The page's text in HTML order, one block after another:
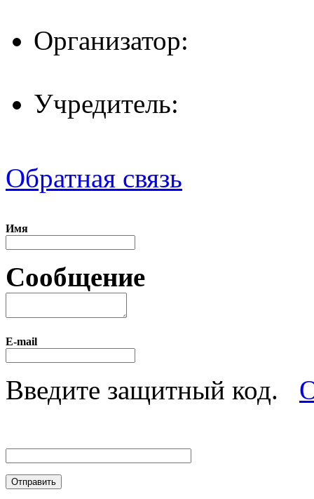
Организатор:
Учредитель:
Обратная связь
Имя
Сообщение
E-mail
Введите защитный код.